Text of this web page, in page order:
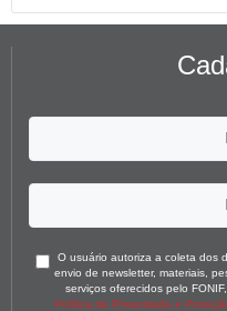
O usuário autoriza a coleta dos
envio de newsletter, materiais,
serviços oferecidos pelo
Política de Privacidade e